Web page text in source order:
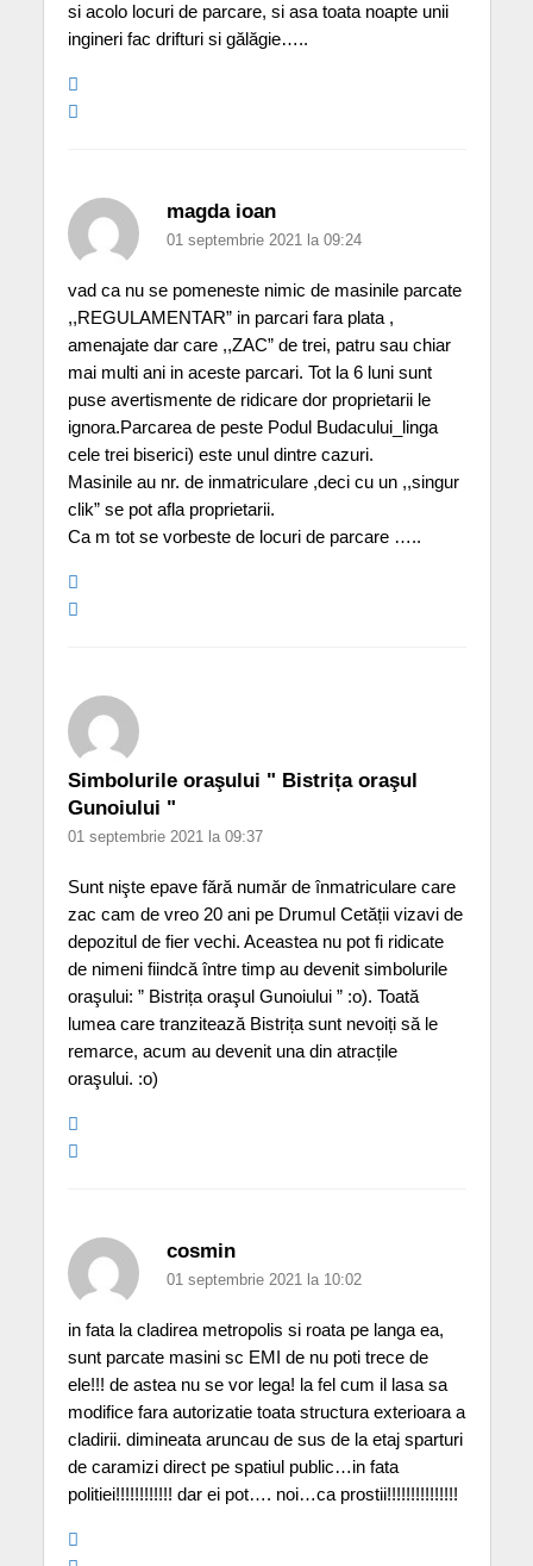
si acolo locuri de parcare, si asa toata noapte unii
ingineri fac drifturi si gălăgie…..
magda ioan
01 septembrie 2021 la 09:24
vad ca nu se pomeneste nimic de masinile parcate
,,REGULAMENTAR” in parcari fara plata ,
amenajate dar care ,,ZAC” de trei, patru sau chiar
mai multi ani in aceste parcari. Tot la 6 luni sunt
puse avertismente de ridicare dor proprietarii le
ignora.Parcarea de peste Podul Budacului_linga
cele trei biserici) este unul dintre cazuri.
Masinile au nr. de inmatriculare ,deci cu un ,,singur
clik” se pot afla proprietarii.
Ca m tot se vorbeste de locuri de parcare …..
Simbolurile oraşului " Bistrița oraşul
Gunoiului "
01 septembrie 2021 la 09:37
Sunt nişte epave fără număr de înmatriculare care
zac cam de vreo 20 ani pe Drumul Cetății vizavi de
depozitul de fier vechi. Aceastea nu pot fi ridicate
de nimeni fiindcă între timp au devenit simbolurile
oraşului: ” Bistrița oraşul Gunoiului ” :o). Toată
lumea care tranzitează Bistrița sunt nevoiți să le
remarce, acum au devenit una din atracțile
oraşului. :o)
cosmin
01 septembrie 2021 la 10:02
in fata la cladirea metropolis si roata pe langa ea,
sunt parcate masini sc EMI de nu poti trece de
ele!!! de astea nu se vor lega! la fel cum il lasa sa
modifice fara autorizatie toata structura exterioara a
cladirii. dimineata aruncau de sus de la etaj sparturi
de caramizi direct pe spatiul public…in fata
politiei!!!!!!!!!!!! dar ei pot…. noi…ca prostii!!!!!!!!!!!!!!!